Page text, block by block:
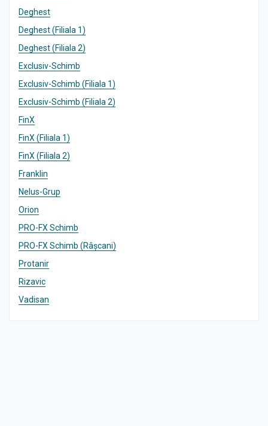
Deghest
Deghest (Filiala 1)
Deghest (Filiala 2)
Exclusiv-Schimb
Exclusiv-Schimb (Filiala 1)
Exclusiv-Schimb (Filiala 2)
FinX
FinX (Filiala 1)
FinX (Filiala 2)
Franklin
Nelus-Grup
Orion
PRO-FX Schimb
PRO-FX Schimb (Râșcani)
Protanir
Rizavic
Vadisan